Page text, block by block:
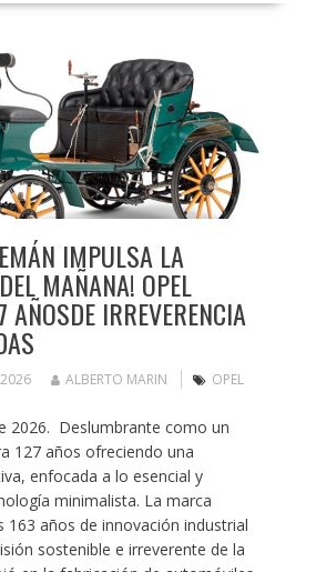
IMPULSA LA
MAÑANA! OPEL
AÑOSDE IRREVERENCIA
ALBERTO MARIN OPEL
2026. Deslumbrante como un
127 años ofreciendo una
enfocada a lo esencial y
minimalista. La marca
163 años de innovación industrial
sostenible e irreverente de la